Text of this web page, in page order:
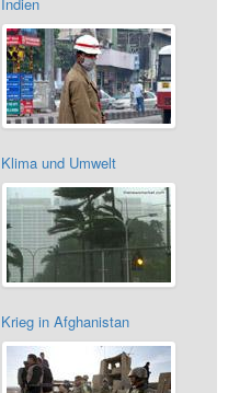
Indien
Klima und Umwelt
Krieg in Afghanistan